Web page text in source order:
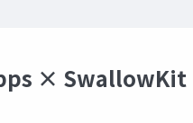
× SwallowKit